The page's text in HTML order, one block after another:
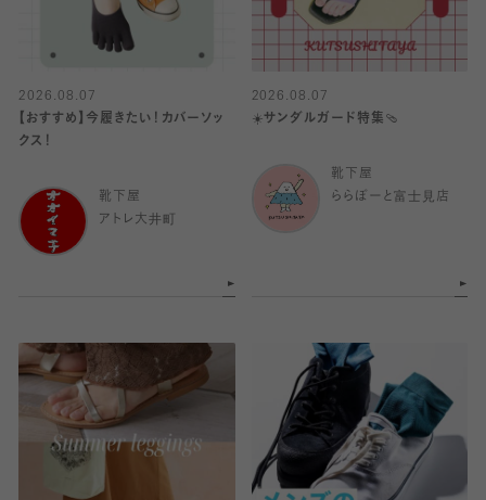
2026.08.07
【おすすめ】今履きたい！カバーソッ
クス！
靴下屋
アトレ大井町
2026.08.07
☀️サンダルガード特集🩴
靴下屋
ららぽーと富士見店